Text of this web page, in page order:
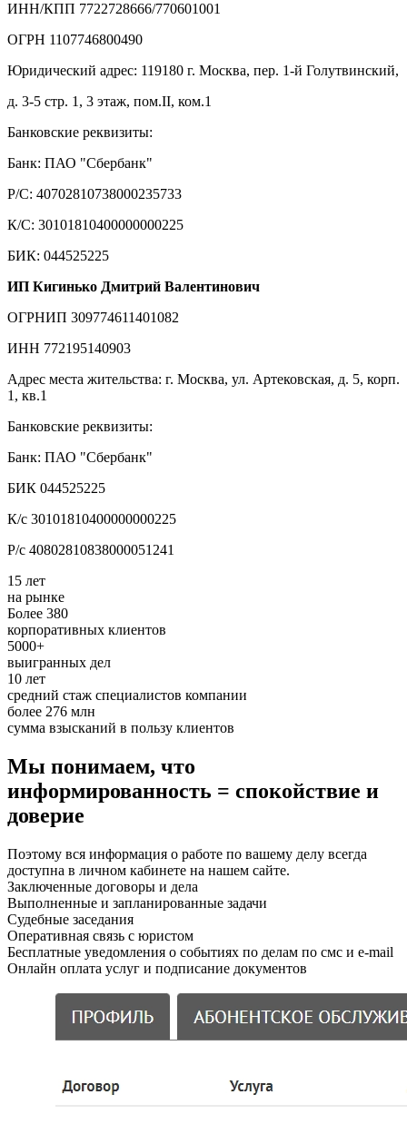
ИНН/КПП 7722728666/770601001
ОГРН 1107746800490
Юридический адрес: 119180 г. Москва, пер. 1-й Голутвинский,
д. 3-5 стр. 1, 3 этаж, пом.II, ком.1
Банковские реквизиты:
Банк: ПАО "Сбербанк"
Р/С: 40702810738000235733
К/С: 30101810400000000225
БИК: 044525225
ИП Кигинько Дмитрий Валентинович
ОГРНИП 309774611401082
ИНН 772195140903
Адрес места жительства: г. Москва, ул. Артековская, д. 5, корп.
1, кв.1
Банковские реквизиты:
Банк: ПАО "Сбербанк"
БИК 044525225
К/с 30101810400000000225
Р/с 40802810838000051241
15 лет
на рынке
Более 380
корпоративных клиентов
5000+
выигранных дел
10 лет
средний стаж специалистов компании
более 276 млн
сумма взысканий в пользу клиентов
Мы понимаем, что
информированность = спокойствие и
доверие
Поэтому вся информация о работе по вашему делу всегда
доступна в личном кабинете на нашем сайте.
Заключенные договоры и дела
Выполненные и запланированные задачи
Судебные заседания
Оперативная связь с юристом
Бесплатные уведомления о событиях по делам по смс и e-mail
Онлайн оплата услуг и подписание документов